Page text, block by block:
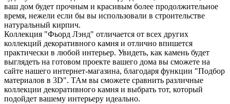
ваш дом будет прочным и красивым более продолжительное
время, нежели если бы вы использовали в строительстве
натуральный кирпич.
Коллекция "Фьорд Лэнд" отличается от всех других
коллекций декоративного камня и отлично впишется
практически в любой интерьер. Увидеть, как камень будет
выглядеть на готовом проекте вашего дома вы сможете на
сайте нашего интернет-магазина, благодаря функции "Подбор
материалов в 3D". ТАм вы сможете сравнить различные
коллекции декоративного камня и выбрать тот, который
подойдет вашему интерьеру идеально.